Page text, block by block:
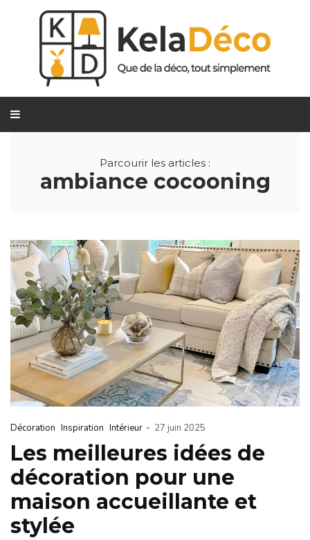
Parcourir les articles :
ambiance cocooning
Décoration Inspiration Intérieur - 27 juin 2025
Les meilleures idées de
décoration pour une
maison accueillante et
stylée